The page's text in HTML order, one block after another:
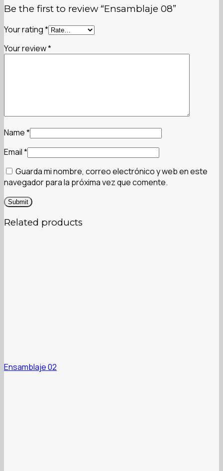
Be the first to review “Ensamblaje 08”
Your rating*
Your review*
Name*
Email*
Guarda mi nombre, correo electrónico y web en este
navegador para la próxima vez que comente.
Related products
Ensamblaje 02